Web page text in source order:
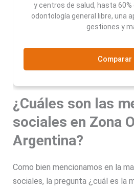
y centros de salud, hasta
odontología general libre, una
gestiones y
Comparar
¿Cuáles son las
sociales en Zona
Argentina?
Como bien mencionamos en la
sociales, la pregunta ¿cuál es la